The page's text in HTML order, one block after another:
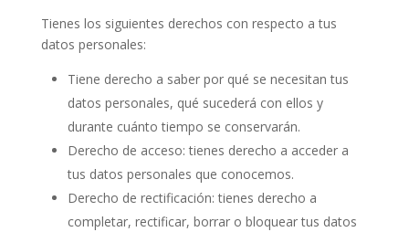
Tienes los siguientes derechos con respecto a tus
datos personales:
Tiene derecho a saber por qué se necesitan tus
datos personales, qué sucederá con ellos y
durante cuánto tiempo se conservarán.
Derecho de acceso: tienes derecho a acceder a
tus datos personales que conocemos.
Derecho de rectificación: tienes derecho a
completar, rectificar, borrar o bloquear tus datos